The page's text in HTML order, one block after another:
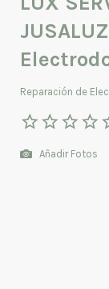
Reparación de
Añadir Fotos